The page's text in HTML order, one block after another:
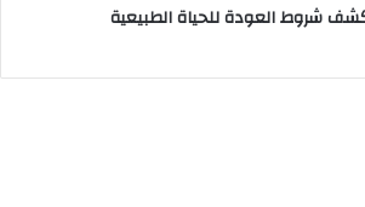
شروط العودة للحياة الطبيعية